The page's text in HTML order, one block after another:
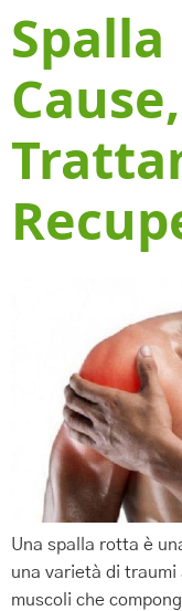
Una spalla rotta è
una varietà di
muscoli che